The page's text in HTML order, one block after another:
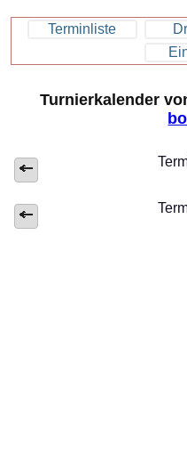
Terminliste
Turnierkalender